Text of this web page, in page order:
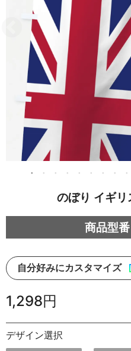
のぼり イギ
商品型
自分好みにカスタマイズ
1,298円
デザイン選択